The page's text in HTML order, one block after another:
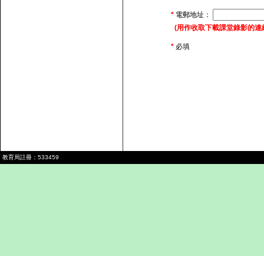
* 電郵地址：
(用作收取下載課堂錄影的
* 必填
教育局註冊：533459